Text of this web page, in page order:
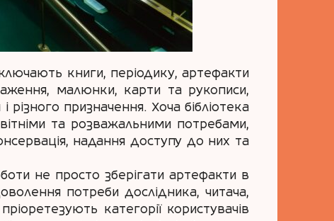
книги, періодику, артефакти
малюнки, карти та рукописи,
призначення. Хоча бібліотека
та розважальними потребами,
надання доступу до них та
не просто зберігати артефакти в
потреби дослідника, читача,
категорії користувачів